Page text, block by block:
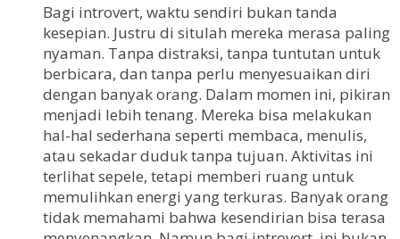
Bagi introvert, waktu sendiri bukan tanda
kesepian. Justru di situlah mereka merasa paling
nyaman. Tanpa distraksi, tanpa tuntutan untuk
berbicara, dan tanpa perlu menyesuaikan diri
dengan banyak orang. Dalam momen ini, pikiran
menjadi lebih tenang. Mereka bisa melakukan
hal-hal sederhana seperti membaca, menulis,
atau sekadar duduk tanpa tujuan. Aktivitas ini
terlihat sepele, tetapi memberi ruang untuk
memulihkan energi yang terkuras. Banyak orang
tidak memahami bahwa kesendirian bisa terasa